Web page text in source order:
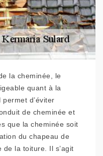
la cheminée, le
quant à la
d’éviter
de cheminée et
que la cheminée soit
du chapeau de
la toiture. Il s’agit